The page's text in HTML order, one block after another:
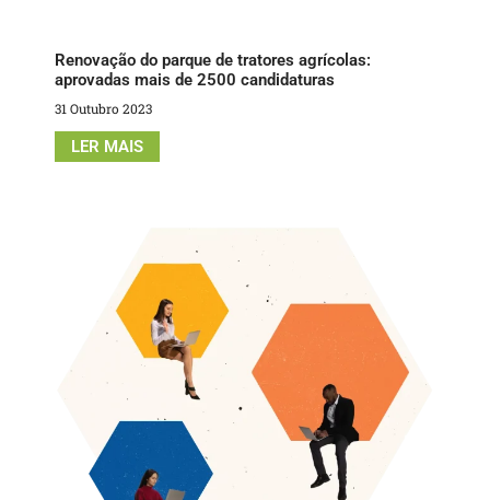
Renovação do parque de tratores agrícolas:
aprovadas mais de 2500 candidaturas
31 Outubro 2023
LER MAIS